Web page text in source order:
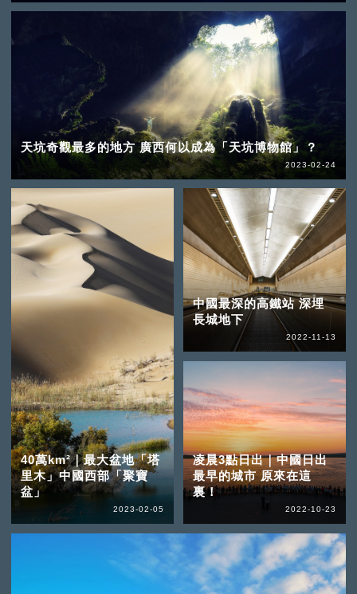
天坑奇觀最多的地方 廣西何以成為「天坑博物館」？
2023-02-24
40萬km²｜最大盆地「塔
里木」中國西部「聚寶
盆」
2023-02-05
中國最深的高鐵站 深埋
長城地下
2022-11-13
凌晨3點日出｜中國日出
最早的城市 原來在這
裏！
2022-10-23